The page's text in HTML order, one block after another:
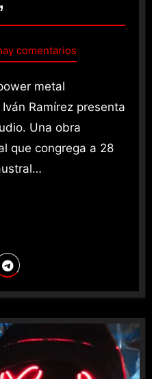
comentarios
Ramírez presenta
Una obra
que congrega a 28